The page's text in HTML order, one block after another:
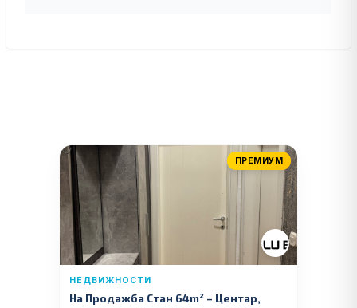
ПРЕМИУМ
НЕДВИЖНОСТИ
На Продажба Стан 64m² – Центар,